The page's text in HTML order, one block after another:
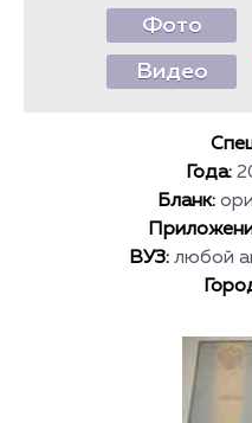
Фото
Видео
Года:
Бланк:
ВУЗ: любой